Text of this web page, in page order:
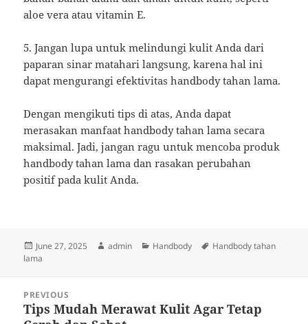
aloe vera atau vitamin E.
5. Jangan lupa untuk melindungi kulit Anda dari
paparan sinar matahari langsung, karena hal ini
dapat mengurangi efektivitas handbody tahan lama.
Dengan mengikuti tips di atas, Anda dapat
merasakan manfaat handbody tahan lama secara
maksimal. Jadi, jangan ragu untuk mencoba produk
handbody tahan lama dan rasakan perubahan
positif pada kulit Anda.
Posted
on
June 27, 2025 Author
admin Categories
Handbody Tags
Handbody tahan
lama
navigation
PREVIOUS
Previous
Tips Mudah Merawat Kulit Agar Tetap